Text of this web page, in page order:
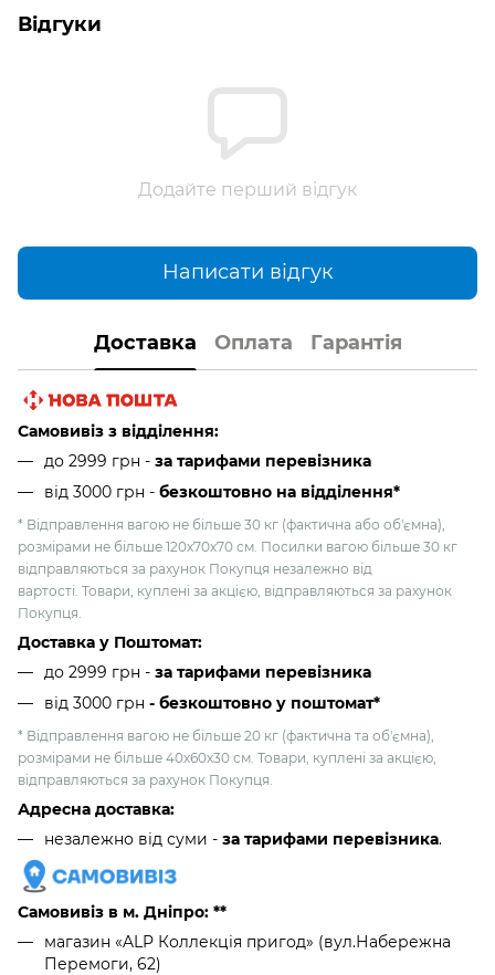
Відгуки
Додайте перший відгук
Написати відгук
Доставка Оплата Гарантія
Самовивіз з відділення:
до 2999 грн - за тарифами перевізника
від 3000 грн - безкоштовно на відділення*
* Відправлення вагою не більше 30 кг (фактична або об'ємна),
розмірами не більше 120х70х70 см. Посилки вагою більше 30 кг
відправляються за рахунок Покупця незалежно від
вартості. Товари, куплені за акцією, відправляються за рахунок
Покупця.
Доставка у Поштомат:
до 2999 грн - за тарифами перевізника
від 3000 грн - безкоштовно у поштомат*
* Відправлення вагою не більше 20 кг (фактична та об'ємна),
розмірами не більше 40х60х30 см. Товари, куплені за акцією,
відправляються за рахунок Покупця.
Адресна доставка:
незалежно від суми - за тарифами перевізника.
Самовивіз в м. Дніпро: **
магазин «ALP Коллекція пригод» (вул.Набережна
Перемоги, 62)